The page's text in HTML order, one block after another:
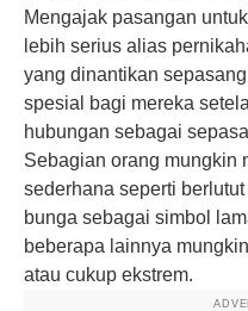
Mengajak pasangan
lebih serius alias
yang dinantikan
spesial bagi mereka
hubungan sebagai
Sebagian orang mungkin
sederhana seperti
bunga sebagai simbol
beberapa lainnya
atau cukup ekstrem.